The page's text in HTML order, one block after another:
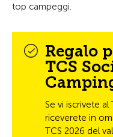
top campeggi.
Regalo
TCS
Se vi iscrivete
riceverete in
TCS 2026 del